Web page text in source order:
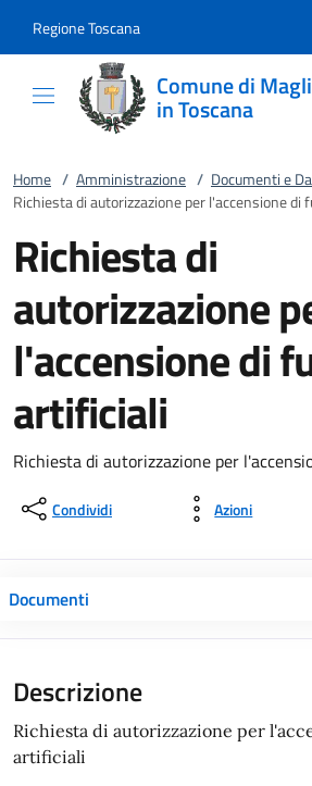
Regione Toscana
Comune di
in Toscana
Home / Amministrazione / Documenti e
Richiesta di autorizzazione per l'accensione di
Richiesta di
autorizzazione
l'accensione di
artificiali
Richiesta di autorizzazione per
Condividi Azioni
Documenti
Descrizione
Richiesta di autorizzazione per
artificiali